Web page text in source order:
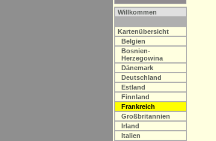
Willkommen
Kartenübersicht
Belgien
Bosnien-
Herzegowina
Dänemark
Deutschland
Estland
Finnland
Frankreich
Großbritannien
Irland
Italien